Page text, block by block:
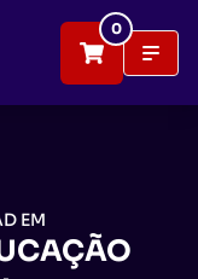
0
EM